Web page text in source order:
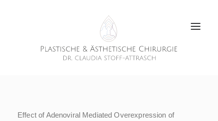
Effect of Adenoviral Mediated Overexpression of